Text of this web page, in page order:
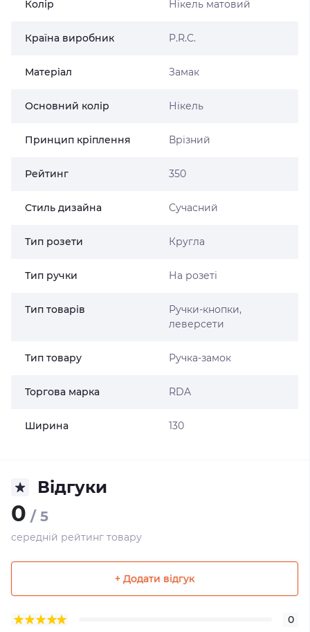
Колір Нікель матовий
Країна виробник P.R.C.
Матеріал Замак
Основний колір Нікель
Принцип кріплення Врізний
Рейтинг 350
Стиль дизайна Сучасний
Тип розети Кругла
Тип ручки На розеті
Тип товарів
Ручки-кнопки,
леверсети
Тип товару Ручка-замок
Торгова марка RDA
Ширина 130
Відгуки
0 / 5
середній рейтинг товару
+ Додати відгук
0